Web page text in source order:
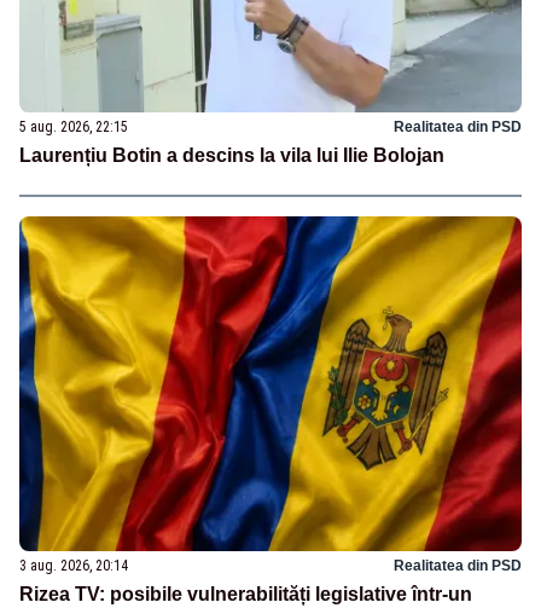
5 aug. 2026, 22:15 Realitatea din PSD
Laurențiu Botin a descins la vila lui Ilie Bolojan
3 aug. 2026, 20:14 Realitatea din PSD
Rizea TV: posibile vulnerabilități legislative într-un